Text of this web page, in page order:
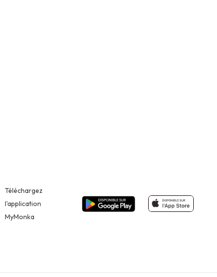
Téléchargez
l'application
MyMonka